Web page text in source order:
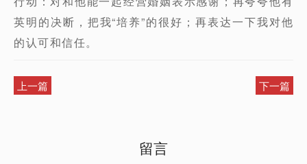
英明的决断，把我“培养”的很好；再表达一下我对他
的认可和信任。
上一篇 下一篇
留言